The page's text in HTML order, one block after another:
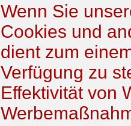
Wenn Sie
Cookies und
dient zum
Verfügung zu
Effektivität von